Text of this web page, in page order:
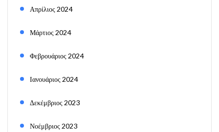
Απρίλιος 2024
Μάρτιος 2024
Φεβρουάριος 2024
Ιανουάριος 2024
Δεκέμβριος 2023
Νοέμβριος 2023